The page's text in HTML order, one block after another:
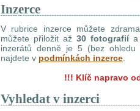
Inzerce
V rubrice inzerce můžete
můžete přiložit až 30 fotografiía
inzerátů denně je 5 (bez
najdete v podmínkách inzerce
!!! Klíč napravo
Vyhledat v inzerci